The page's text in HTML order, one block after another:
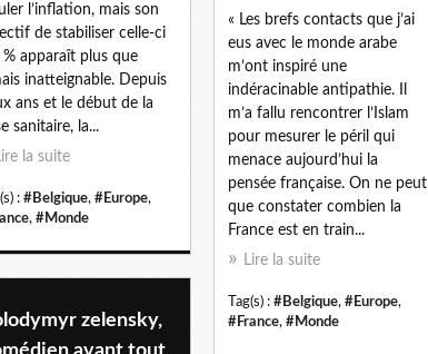
l’inflation, mais son
de stabiliser celle-ci
% apparaît plus que
inatteignable. Depuis
ans et le début de la
sanitaire, la...
la suite
: #Belgique, #Europe,
, #Monde
« Les brefs contacts que j’ai
eus avec le monde arabe
m’ont inspiré une
indéracinable antipathie. Il
m’a fallu rencontrer l’Islam
pour mesurer le péril qui
menace aujourd’hui la
pensée française. On ne peut
que constater combien la
France est en train...
Lire la suite
Tag(s) : #Belgique, #Europe,
#France, #Monde
zelensky,